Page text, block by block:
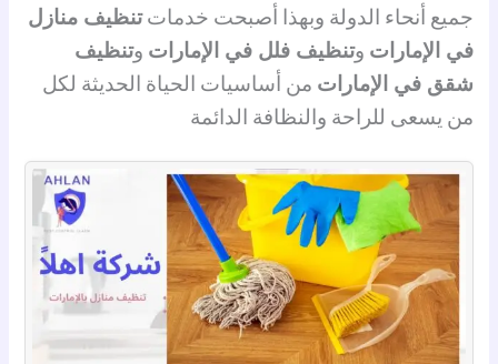
جميع أنحاء الدولة وبهذا أصبحت خدماتتنظيف منازل
في الإمارات وتنظيف فلل في الإمارات وتنظيف
شقق في الإمارات من أساسيات الحياة الحديثة لكل
من يسعى للراحة والنظافة الدائمة